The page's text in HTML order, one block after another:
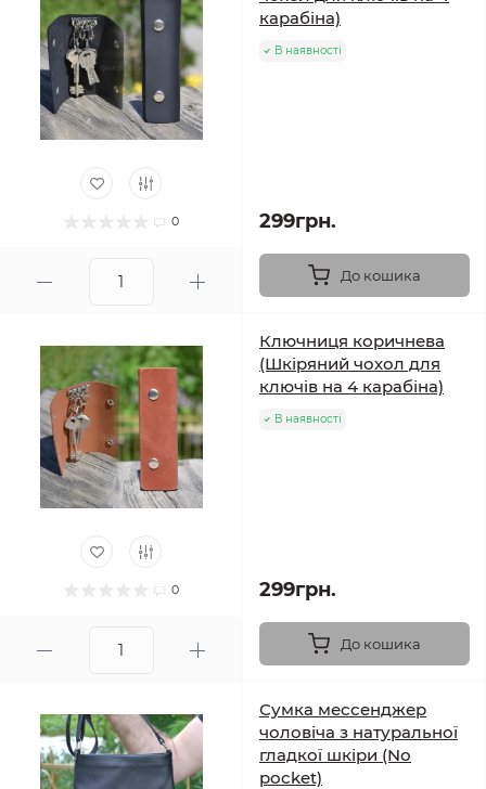
0
карабіна)
В наявності
299грн.
До кошика
0
Ключниця коричнева
(Шкіряний чохол для
ключів на 4 карабіна)
В наявності
299грн.
До кошика
Сумка мессенджер
чоловіча з натуральної
гладкої шкіри (No
pocket)